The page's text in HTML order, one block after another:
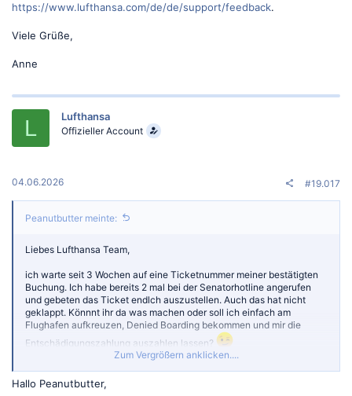
https://www.lufthansa.com/de/de/support/feedback.
Viele Grüße,
Anne
L Lufthansa
Offizieller Account
04.06.2026 #19.017
Peanutbutter meinte:
Liebes Lufthansa Team,
ich warte seit 3 Wochen auf eine Ticketnummer meiner bestätigten
Buchung. Ich habe bereits 2 mal bei der Senatorhotline angerufen
und gebeten das Ticket endlch auszustellen. Auch das hat nicht
geklappt. Könnnt ihr da was machen oder soll ich einfach am
Flughafen aufkreuzen, Denied Boarding bekommen und mir die
Entschädigungszahlung auszahlen lassen?
Zum Vergrößern anklicken....
Hallo Peanutbutter,